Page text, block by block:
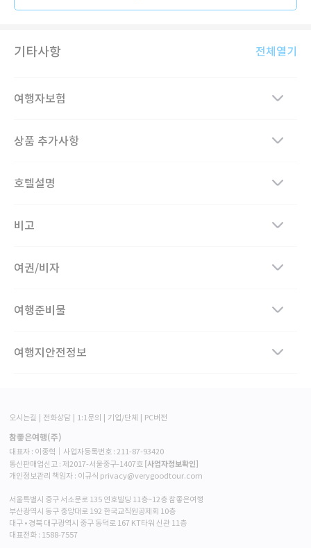
기타사항 전체열기
여행자보험
상품 추가사항
호텔설명
비고
여권/비자
여행준비물
여행지안전정보
오시는길 전화상담 1:1문의 기업/단체 PC버전
참좋은여행(주)
대표자 : 이종혁│사업자등록번호 : 211-87-93420
통신판매업신고 : 제2017-서울중구-1407호 [사업자정보확인]
개인정보관리 책임자 : 이규식 privacy@verygoodtour.com
서울특별시 중구 서소문로 135 연호빌딩 11층~12층 참좋은여행
부산광역시 동구 중앙대로 192 한국교직원공제회 10층
대구 • 경북 대구광역시 중구 동덕로 167 KT타워 신관 11층
대표전화 : 1588-7557